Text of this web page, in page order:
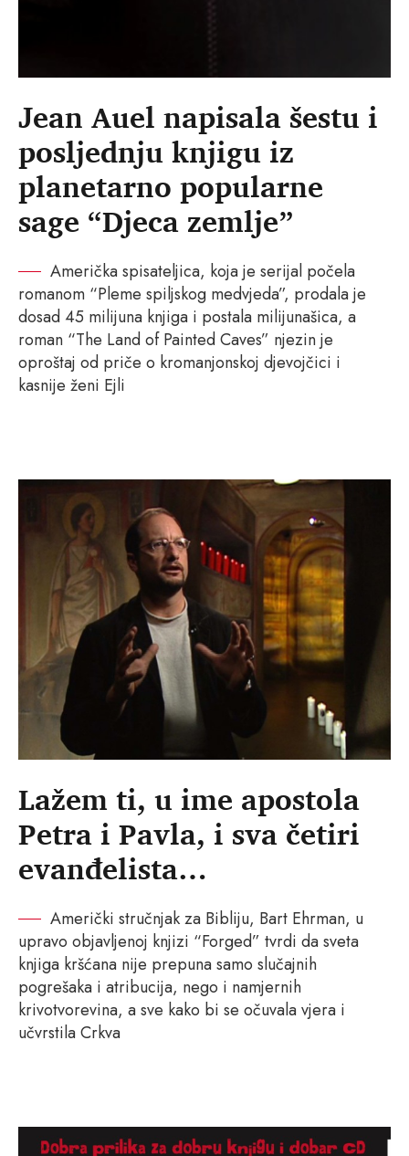
Jean Auel napisala šestu i
posljednju knjigu iz
planetarno popularne
sage “Djeca zemlje”
Američka spisateljica, koja je serijal počela
romanom “Pleme spiljskog medvjeda”, prodala je
dosad 45 milijuna knjiga i postala milijunašica, a
roman “The Land of Painted Caves” njezin je
oproštaj od priče o kromanjonskoj djevojčici i
kasnije ženi Ejli
Lažem ti, u ime apostola
Petra i Pavla, i sva četiri
evanđelista…
Američki stručnjak za Bibliju, Bart Ehrman, u
upravo objavljenoj knjizi “Forged” tvrdi da sveta
knjiga kršćana nije prepuna samo slučajnih
pogrešaka i atribucija, nego i namjernih
krivotvorevina, a sve kako bi se očuvala vjera i
učvrstila Crkva